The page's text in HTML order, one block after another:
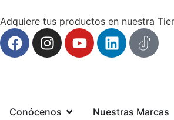
Adquiere tus productos en nuestra
Conócenos Nuestras Marcas